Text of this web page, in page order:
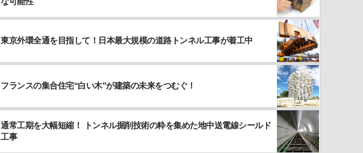
東京外環全通を目指して！日本最大規模の道路トンネル工事が着工中
フランスの集合住宅“白い木”が建築の未来をつむぐ！
通常工期を大幅短縮！ トンネル掘削技術の粋を集めた地中送電線シールド
工事